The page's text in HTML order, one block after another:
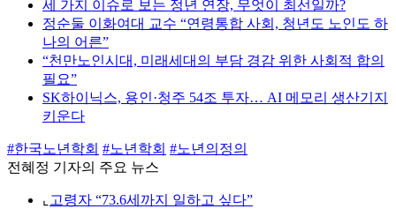
세 가지 이슈로 보는 정년 연장, 무엇이 최선일까?
정순둘 이화여대 교수 “연령통합 사회, 청년도 노인도 하
나의 어른”
“천만노인시대, 미래세대의 부담 경감 위한 사회적 합의
필요”
SK하이닉스, 용인·청주 54조 투자… AI 메모리 생산기지
키운다
#한국노년학회 #노년학회 #노년의정의
전혜정 기자의 주요 뉴스
⌞ 고령자 “73.6세까지 일하고 싶다”